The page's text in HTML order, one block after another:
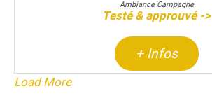
Ambiance Campagne
Testé & approuvé ->
+ Infos
Load More